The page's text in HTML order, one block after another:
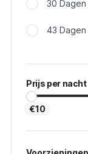
30 Dagen
43 Dagen
Prijs per nacht
€10